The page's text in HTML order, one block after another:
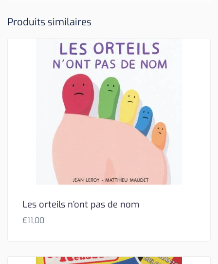
Produits similaires
Les orteils n’ont pas de nom
€11,00